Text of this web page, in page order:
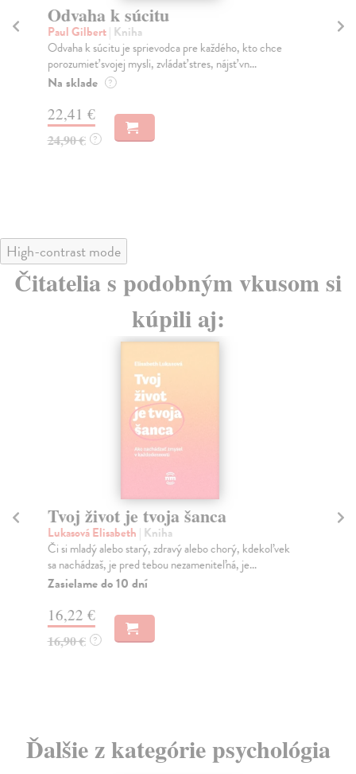
Odvaha k súcitu
Paul Gilbert| Kniha
Odvaha k súcitu je sprievodca pre každého, kto chce
porozumieť svojej mysli, zvládať stres, nájsť vn...
Na sklade ?
22,41 €
24,90 € ?
High-contrast mode
Čitatelia s podobným vkusom si
kúpili aj:
Tvoj život je tvoja šanca
Lukasová Elisabeth | Kniha
Či si mladý alebo starý, zdravý alebo chorý, kdekoľvek
sa nachádzaš, je pred tebou nezameniteľná, je...
Zasielame do 10 dní
16,22 €
16,90 € ?
Ďalšie z kategórie psychológia